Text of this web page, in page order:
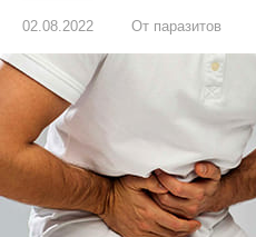
02.08.2022 От паразитов